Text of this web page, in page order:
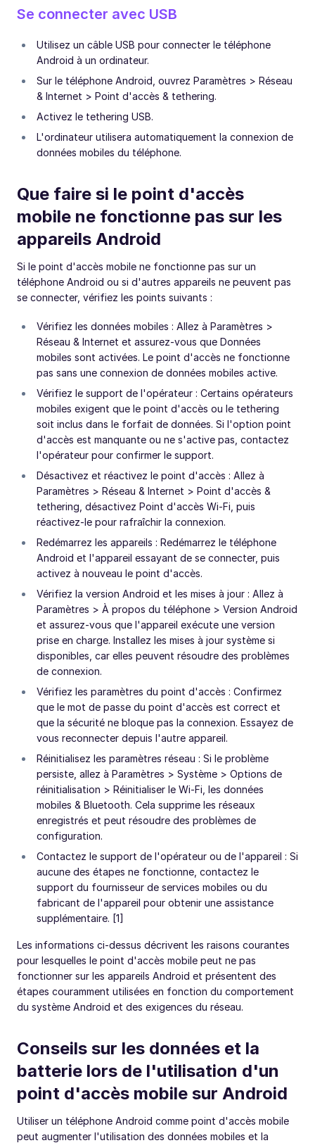
Se connecter avec USB
Utilisez un câble USB pour connecter le téléphone
Android à un ordinateur.
Sur le téléphone Android, ouvrez Paramètres > Réseau
& Internet > Point d'accès & tethering.
Activez le tethering USB.
L'ordinateur utilisera automatiquement la connexion de
données mobiles du téléphone.
Que faire si le point d'accès
mobile ne fonctionne pas sur les
appareils Android
Si le point d'accès mobile ne fonctionne pas sur un
téléphone Android ou si d'autres appareils ne peuvent pas
se connecter, vérifiez les points suivants :
Vérifiez les données mobiles : Allez à Paramètres >
Réseau & Internet et assurez-vous que Données
mobiles sont activées. Le point d'accès ne fonctionne
pas sans une connexion de données mobiles active.
Vérifiez le support de l'opérateur : Certains opérateurs
mobiles exigent que le point d'accès ou le tethering
soit inclus dans le forfait de données. Si l'option point
d'accès est manquante ou ne s'active pas, contactez
l'opérateur pour confirmer le support.
Désactivez et réactivez le point d'accès : Allez à
Paramètres > Réseau & Internet > Point d'accès &
tethering, désactivez Point d'accès Wi-Fi, puis
réactivez-le pour rafraîchir la connexion.
Redémarrez les appareils : Redémarrez le téléphone
Android et l'appareil essayant de se connecter, puis
activez à nouveau le point d'accès.
Vérifiez la version Android et les mises à jour : Allez à
Paramètres > À propos du téléphone > Version Android
et assurez-vous que l'appareil exécute une version
prise en charge. Installez les mises à jour système si
disponibles, car elles peuvent résoudre des problèmes
de connexion.
Vérifiez les paramètres du point d'accès : Confirmez
que le mot de passe du point d'accès est correct et
que la sécurité ne bloque pas la connexion. Essayez de
vous reconnecter depuis l'autre appareil.
Réinitialisez les paramètres réseau : Si le problème
persiste, allez à Paramètres > Système > Options de
réinitialisation > Réinitialiser le Wi-Fi, les données
mobiles & Bluetooth. Cela supprime les réseaux
enregistrés et peut résoudre des problèmes de
configuration.
Contactez le support de l'opérateur ou de l'appareil : Si
aucune des étapes ne fonctionne, contactez le
support du fournisseur de services mobiles ou du
fabricant de l'appareil pour obtenir une assistance
supplémentaire. [1]
Les informations ci-dessus décrivent les raisons courantes
pour lesquelles le point d'accès mobile peut ne pas
fonctionner sur les appareils Android et présentent des
étapes couramment utilisées en fonction du comportement
du système Android et des exigences du réseau.
Conseils sur les données et la
batterie lors de l'utilisation d'un
point d'accès mobile sur Android
Utiliser un téléphone Android comme point d'accès mobile
peut augmenter l'utilisation des données mobiles et la